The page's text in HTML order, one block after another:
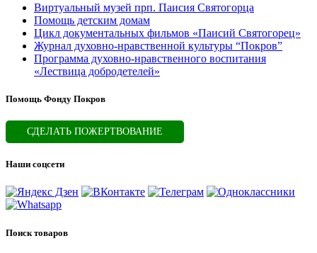
Виртуальный музей прп. Паисия Святогорца
Помощь детским домам
Цикл документальных фильмов «Паисий Святогорец»
Журнал духовно-нравственной культуры “Покров”
Программа духовно-нравственного воспитания
«Лествица добродетелей»
Помощь Фонду Покров
СДЕЛАТЬ ПОЖЕРТВОВАНИЕ
Наши соцсети
Поиск товаров